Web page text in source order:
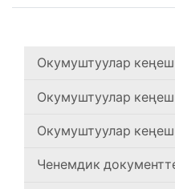
Окумуштуулар
Окумуштуулар
Окумуштуулар
Ченемдик